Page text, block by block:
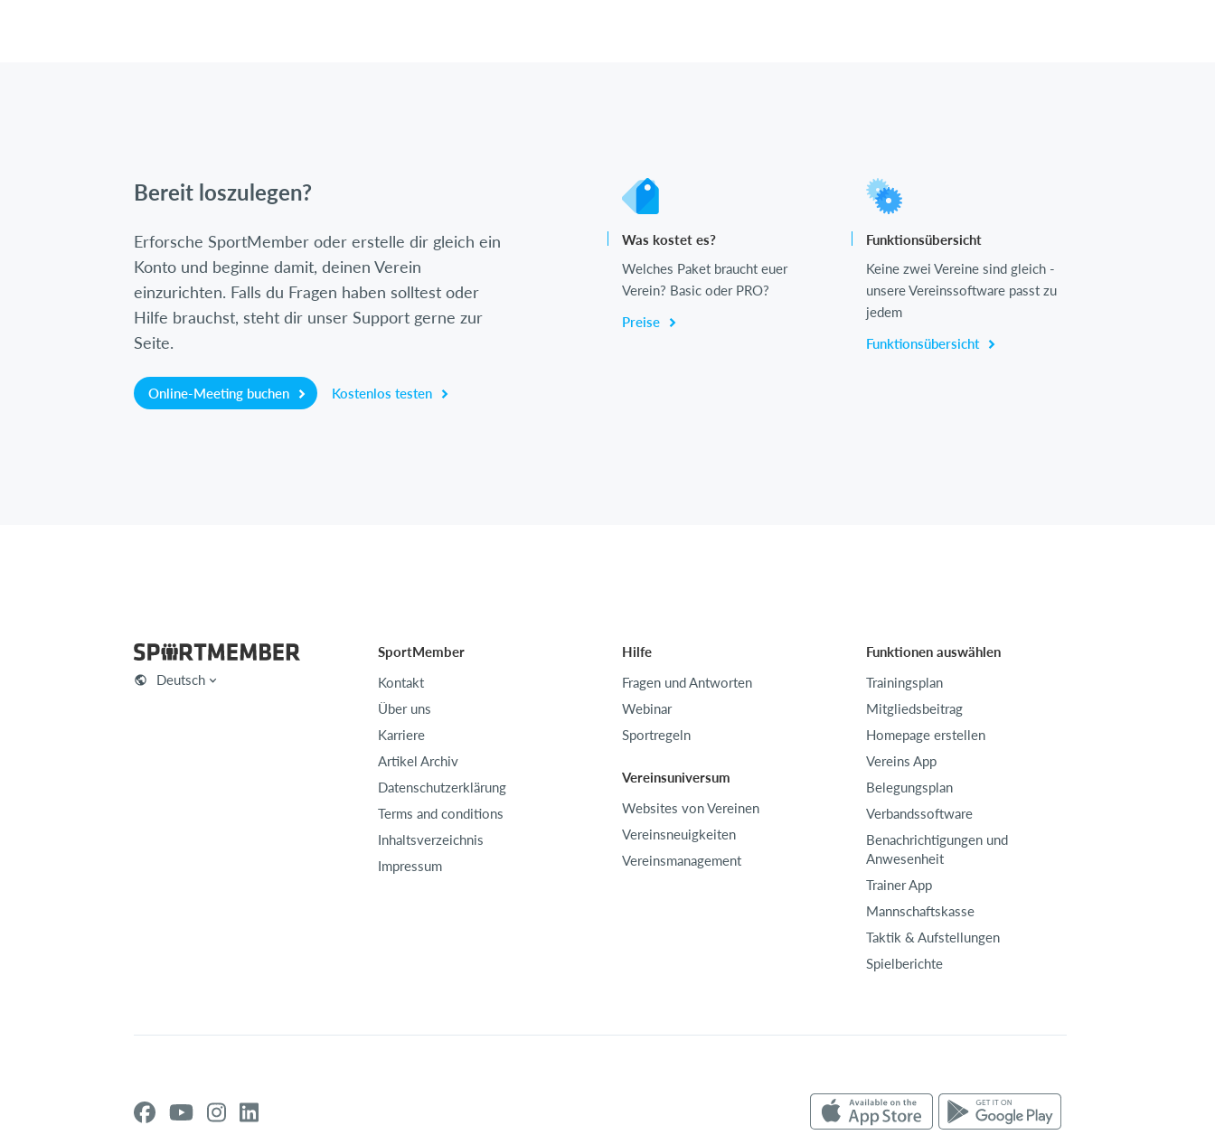
Bereit loszulegen?
Erforsche SportMember oder erstelle dir gleich ein
Konto und beginne damit, deinen Verein
einzurichten. Falls du Fragen haben solltest oder
Hilfe brauchst, steht dir unser Support gerne zur
Seite.
Online-Meeting buchen Kostenlos testen
Was kostet es?
Welches Paket braucht euer
Verein? Basic oder PRO?
Preise
Funktionsübersicht
Keine zwei Vereine sind gleich -
unsere Vereinssoftware passt zu
jedem
Funktionsübersicht
Deutsch
SportMember
Kontakt
Über uns
Karriere
Artikel Archiv
Datenschutzerklärung
Terms and conditions
Inhaltsverzeichnis
Impressum
Hilfe
Fragen und Antworten
Webinar
Sportregeln
Vereinsuniversum
Websites von Vereinen
Vereinsneuigkeiten
Vereinsmanagement
Funktionen auswählen
Trainingsplan
Mitgliedsbeitrag
Homepage erstellen
Vereins App
Belegungsplan
Verbandssoftware
Benachrichtigungen und
Anwesenheit
Trainer App
Mannschaftskasse
Taktik & Aufstellungen
Spielberichte